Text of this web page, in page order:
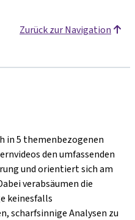
Zurück zur Navigation
in 5 themenbezogenen
den umfassenden
und orientiert sich am
verabsäumen die
keinesfalls
scharfsinnige Analysen zu